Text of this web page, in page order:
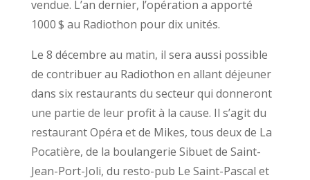
vendue. L’an dernier, l’opération a apporté
1000 $ au Radiothon pour dix unités.
Le 8 décembre au matin, il sera aussi possible
de contribuer au Radiothon en allant déjeuner
dans six restaurants du secteur qui donneront
une partie de leur profit à la cause. Il s’agit du
restaurant Opéra et de Mikes, tous deux de La
Pocatière, de la boulangerie Sibuet de Saint-
Jean-Port-Joli, du resto-pub Le Saint-Pascal et